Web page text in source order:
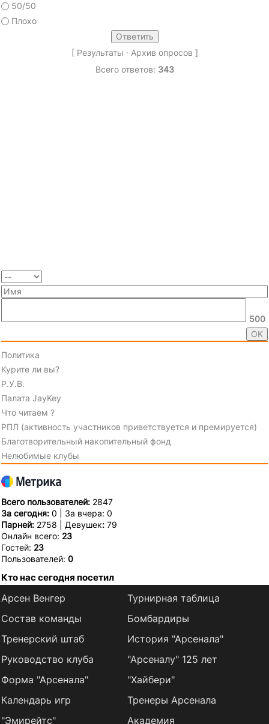
50/50
Плохо
[ Результаты · Архив опросов ]
Всего ответов: 343
500
Политика
Курите ли вы?
Р.У.В.
Палата JayKey
Что читаем ?
РПЛ (активность участников приветствуется и премируется)
Благотворительный накопительный фонд
Нелюбимые клубы
Всего пользователей: 2847
За сегодня: 0 | За вчера: 0
Парней: 2758 | Девушек: 79
Онлайн всего: 23
Гостей: 23
Пользователей: 0
Кто нас сегодня посетил
Арсен Венгер
Состав команды
Тренерский штаб
Руководство клуба
Форма "Арсенала"
Календарь игр
Турнирная таблица
Бомбардиры
История "Арсенала"
"Арсеналу" 125 лет
"Хайбери"
Тренеры Арсенала
"Эмирейтс"
Академия